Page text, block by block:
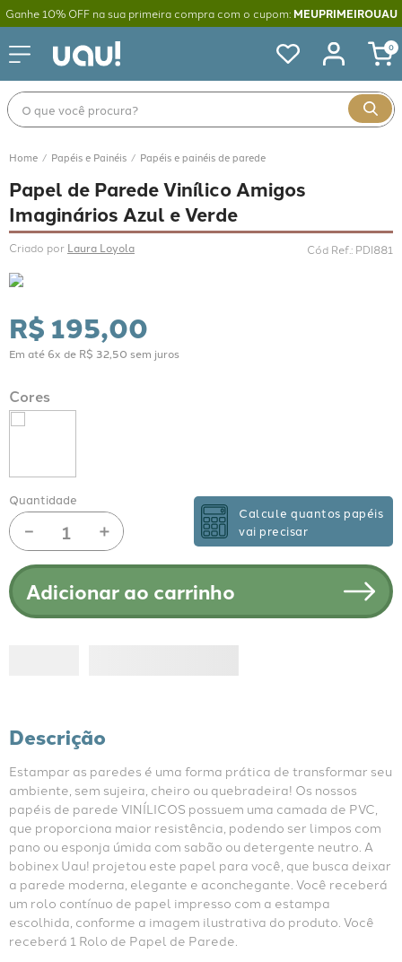
Ganhe 10% OFF na sua primeira compra com o cupom: MEUPRIMEIROUAU
0
O que você procura?
Papéis e Painéis Papéis e painéis de parede
Papel de Parede Vinílico Amigos
Imaginários Azul e Verde
Criado por Laura Loyola Cód Ref.: PDI881
R$ 195,00
Em até 6x de R$ 32 50 sem juros
Cores
Quantidade
＋
－
Calcule quantos papéis
vai precisar
Adicionar ao carrinho
Descrição
Estampar as paredes é uma forma prática de transformar seu
ambiente, sem sujeira, cheiro ou quebradeira! Os nossos
papéis de parede VINÍLICOS possuem uma camada de PVC,
que proporciona maior resistência, podendo ser limpos com
pano ou esponja úmida com sabão ou detergente neutro. A
bobinex Uau! projetou este papel para você, que busca deixar
a parede moderna, elegante e aconchegante. Você receberá
um rolo contínuo de papel impresso com a estampa
escolhida, conforme a imagem ilustrativa do produto. Você
receberá 1 Rolo de Papel de Parede.